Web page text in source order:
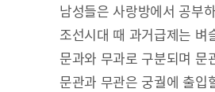
남성들은 사랑방에서 공부
조선시대 때 과거급제는 벼
문과와 무과로 구분되며 문
문관과 무관은 궁궐에 출입